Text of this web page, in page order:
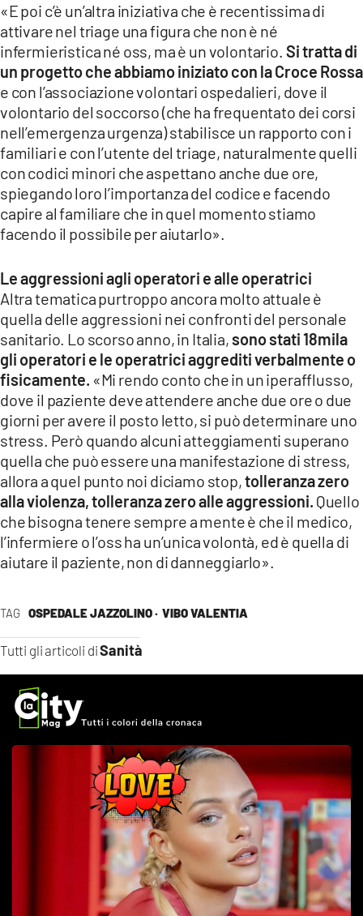
TAG OSPEDALE JAZZOLINO · VIBO VALENTIA
Tutti gli articoli diSanità
«E poi c’è un’altra iniziativa che è recentissima di
attivare nel triage una figura che non è né
infermieristica né oss, ma è un volontario. Si tratta di
un progetto che abbiamo iniziato con la Croce Rossa
e con l’associazione volontari ospedalieri, dove il
volontario del soccorso (che ha frequentato dei corsi
nell’emergenza urgenza) stabilisce un rapporto con i
familiari e con l’utente del triage, naturalmente quelli
con codici minori che aspettano anche due ore,
spiegando loro l’importanza del codice e facendo
capire al familiare che in quel momento stiamo
facendo il possibile per aiutarlo».
Le aggressioni agli operatori e alle operatrici
Altra tematica purtroppo ancora molto attuale è
quella delle aggressioni nei confronti del personale
sanitario. Lo scorso anno, in Italia, sono stati 18mila
gli operatori e le operatrici aggrediti verbalmente o
fisicamente. «Mi rendo conto che in un iperafflusso,
dove il paziente deve attendere anche due ore o due
giorni per avere il posto letto, si può determinare uno
stress. Però quando alcuni atteggiamenti superano
quella che può essere una manifestazione di stress,
allora a quel punto noi diciamo stop,tolleranza zero
alla violenza, tolleranza zero alle aggressioni. Quello
che bisogna tenere sempre a mente è che il medico,
l’infermiere o l’oss ha un’unica volontà, ed è quella di
aiutare il paziente, non di danneggiarlo».